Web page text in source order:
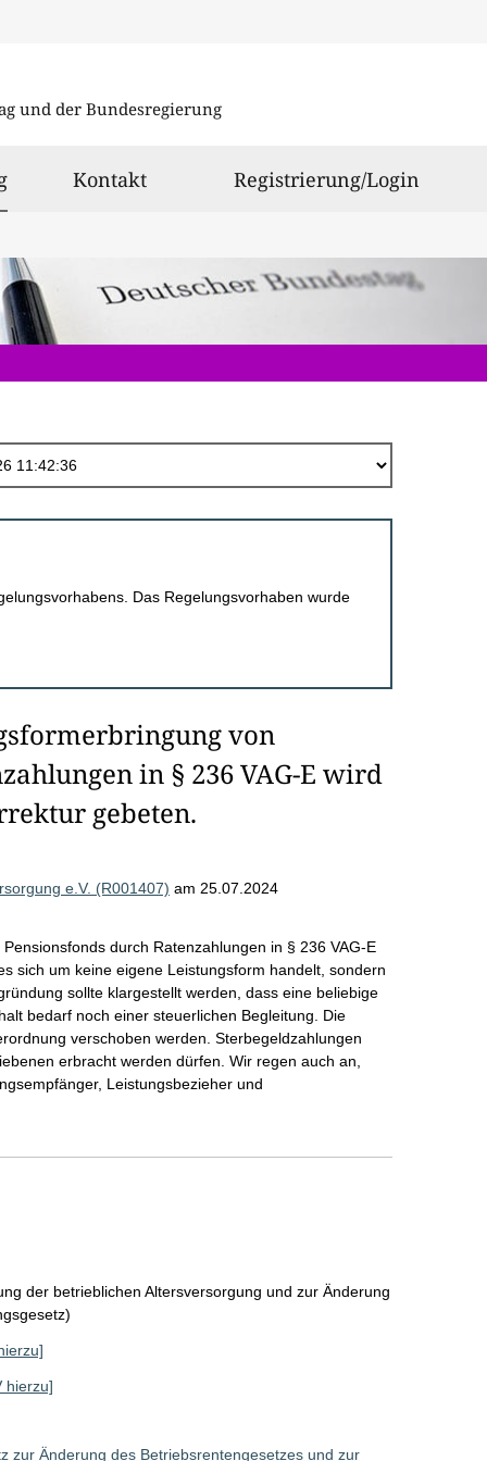
und der Bundesregierung
ausgewählt
Kontakt Registrierung/Login
Das Regelungsvorhaben wurde
von
in § 236 VAG-E wird
gebeten.
e.V. (R001407) am 25.07.2024
durch Ratenzahlungen in § 236 VAG-E
sich um keine eigene Leistungsform handelt, sondern
sollte klargestellt werden, dass eine beliebige
bedarf noch einer steuerlichen Begleitung. Die
verschoben werden. Sterbegeldzahlungen
erbracht werden dürfen. Wir regen auch an,
Leistungsbezieher und
der betrieblichen Altersversorgung und zur Änderung
hierzu]
zur Änderung des Betriebsrentengesetzes und zur